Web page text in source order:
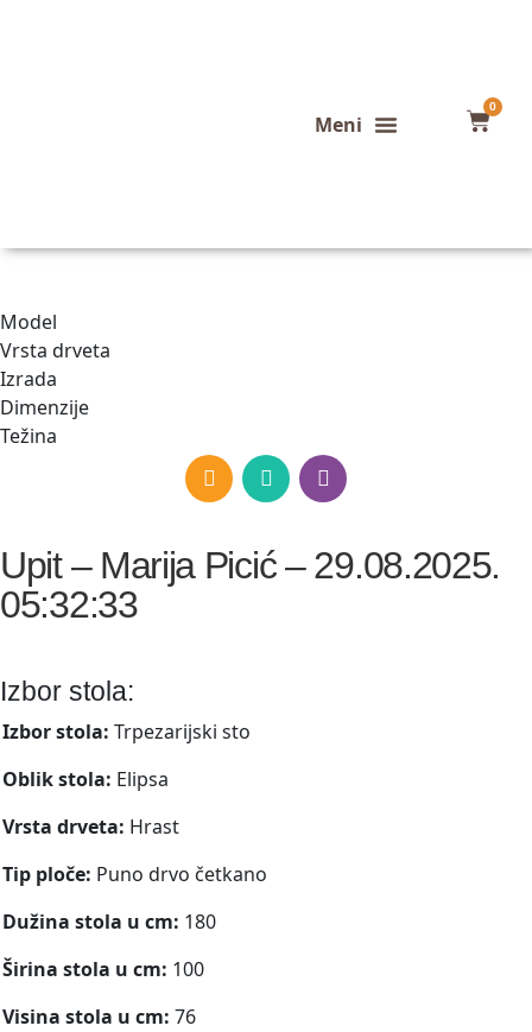
0
Model
Vrsta drveta
Izrada
Dimenzije
Težina
Upit – Marija Picić – 29.08.2025.
05:32:33
Izbor stola:
Izbor stola: Trpezarijski sto
Oblik stola: Elipsa
Vrsta drveta: Hrast
Tip ploče: Puno drvo četkano
Dužina stola u cm: 180
Širina stola u cm: 100
Visina stola u cm: 76